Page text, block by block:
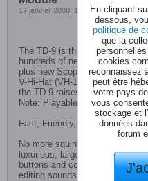
17 janvier 2008, 17h54
The TD-9 is the anchor of
hundreds of new sounds, real-
plus new Scope and Quick
V-Hi-Hat (VH-11) compatibility,
the TD-9 raises the bar
Note: Playable audio files by
Fast, Friendly, Fun
No more squinting a small
luxurious, large backlit display
buttons and controls. Its
editing sounds and customizing
En cliquant
dessous,
politique de
que la
cookies
reconnaissez
peut être
votre pays
vous
stockage et
données
forum